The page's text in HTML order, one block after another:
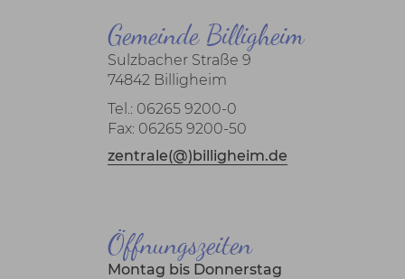
Gemeinde Billigheim
Sulzbacher Straße 9
74842 Billigheim
Tel.: 06265 9200-0
Fax: 06265 9200-50
zentrale(@)billigheim.de
Öffnungszeiten
Montag bis Donnerstag